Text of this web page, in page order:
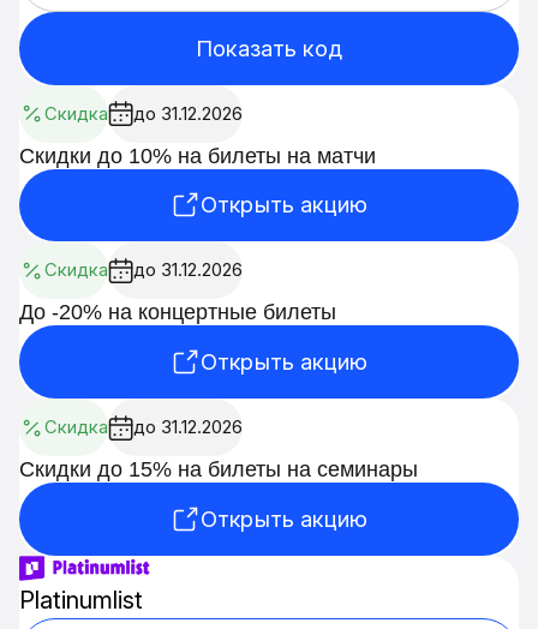
Показать код
Скидка до 31.12.2026
Скидки до 10% на билеты на матчи
Открыть акцию
Скидка до 31.12.2026
До -20% на концертные билеты
Открыть акцию
Скидка до 31.12.2026
Скидки до 15% на билеты на семинары
Открыть акцию
Platinumlist